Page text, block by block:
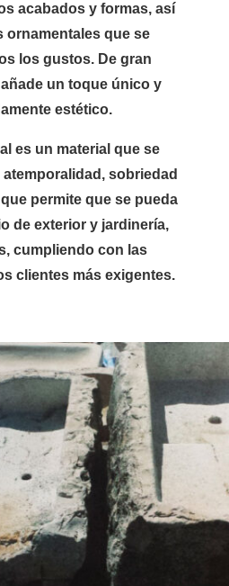
acabados y formas, así
ornamentales que se
los gustos. De gran
un toque único y
estético.
es un material que se
sobriedad
permite que se pueda
de exterior y jardinería,
cumpliendo con las
clientes más exigentes.